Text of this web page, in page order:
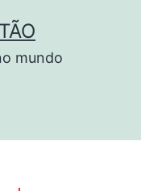
mundo